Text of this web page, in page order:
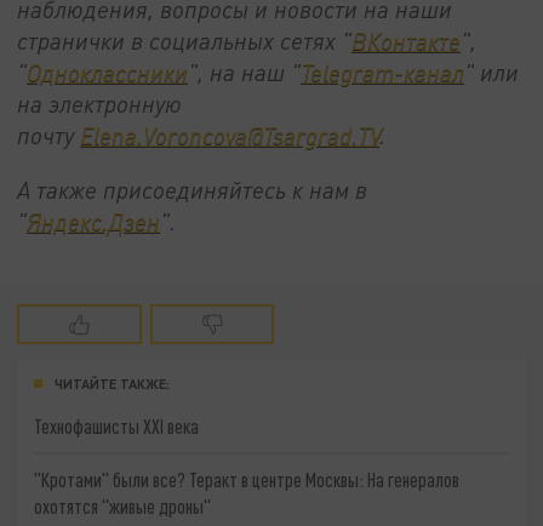
наблюдения, вопросы и новости на наши
странички в социальных сетях "ВКонтакте",
"Одноклассники", на наш "Telegram-канал" или
на электронную
почту Elena.Voroncova@Tsargrad.TV.
А также присоединяйтесь к нам в
"Яндекс.Дзен".
ЧИТАЙТЕ ТАКЖЕ:
Технофашисты XXI века
"Кротами" были все? Теракт в центре Москвы: На генералов
охотятся "живые дроны"